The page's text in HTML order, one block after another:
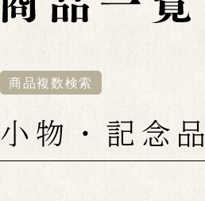
商品複数検索
小物・記念品